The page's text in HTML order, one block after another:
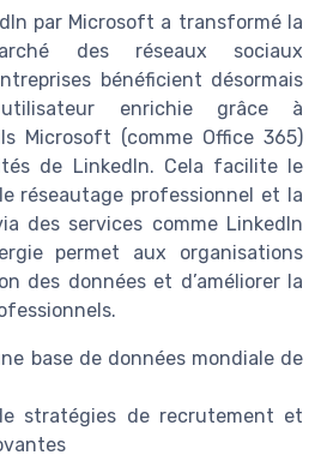
par Microsoft a transformé la
des réseaux sociaux
bénéficient désormais
utilisateur enrichie grâce à
Microsoft (comme Office 365)
de LinkedIn. Cela facilite le
réseautage professionnel et la
des services comme LinkedIn
permet aux organisations
des données et d’améliorer la
base de données mondiale de
stratégies de recrutement et